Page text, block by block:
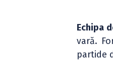
Echipa
vară.
partide